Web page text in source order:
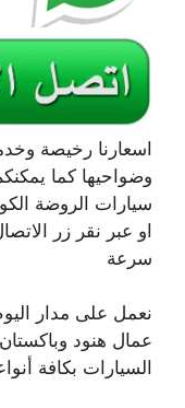
اسعارنا رخيصة
وضواحيها كما
سيارات الروضة
او عبر نقر زر
سرعة
نعمل على مدار
عمال هنود
السيارات بكافة